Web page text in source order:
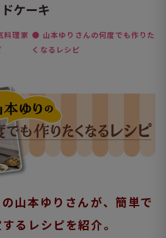
ケーキ
理家 ● 山本ゆりさんの何度でも作りた
くなるレシピ
山本ゆりさんが、簡単で
るレシピを紹介。